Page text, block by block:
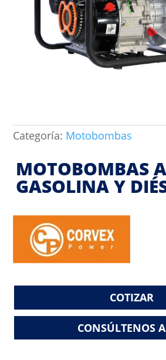
Categoría: Motobombas
MOTOBOMBAS A
GASOLINA Y
COTIZAR
CONSÚLTENOS